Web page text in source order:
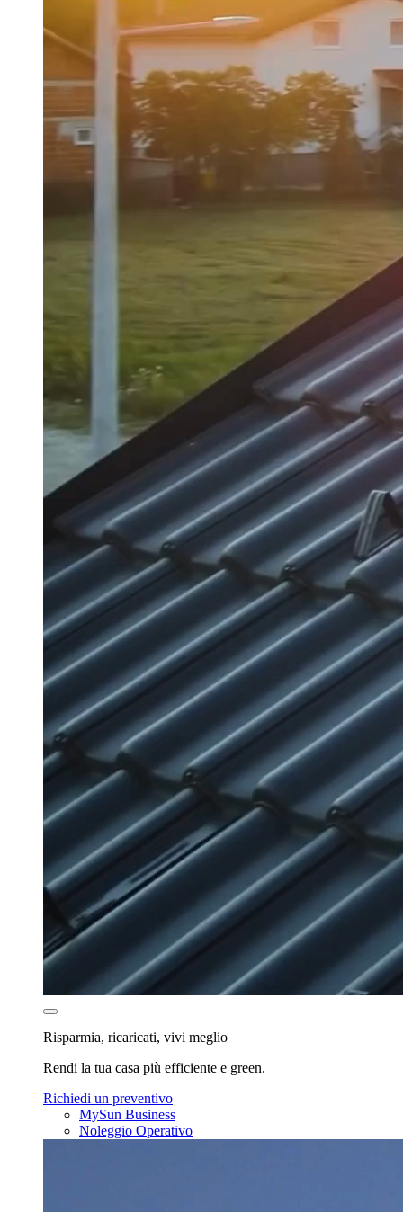
Risparmia, ricaricati, vivi meglio
Rendi la tua casa più efficiente e green.
Richiedi un preventivo
MySun Business
Noleggio Operativo